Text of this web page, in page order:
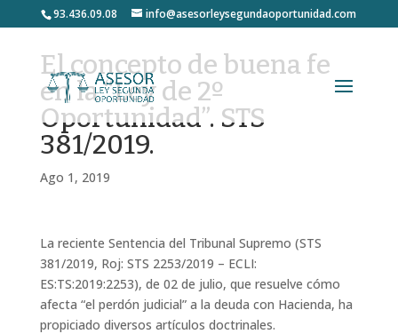
93.436.09.08 info@asesorleysegundaoportunidad.com
El concepto de buena fe
en la “Ley de 2º
Oportunidad”. STS
381/2019.
Ago 1, 2019
La reciente Sentencia del Tribunal Supremo (STS
381/2019, Roj: STS 2253/2019 – ECLI:
ES:TS:2019:2253), de 02 de julio, que resuelve cómo
afecta “el perdón judicial” a la deuda con Hacienda, ha
propiciado diversos artículos doctrinales.